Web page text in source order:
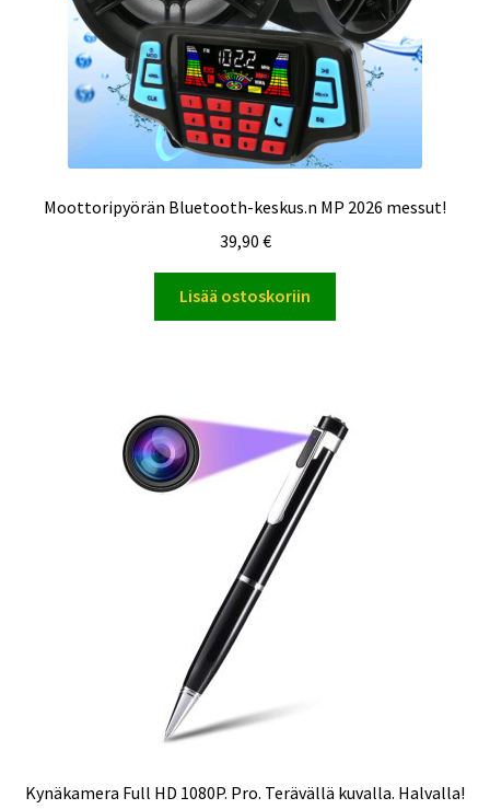
Moottoripyörän Bluetooth-keskus.n MP 2026 messut!
39,90 €
Lisää ostoskoriin
Kynäkamera Full HD 1080P. Pro. Terävällä kuvalla. Halvalla!